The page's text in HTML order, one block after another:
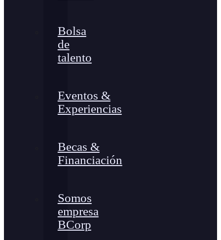
Bolsa
de
talento
Eventos &
Experiencias
Becas &
Financiación
Somos
empresa
BCorp